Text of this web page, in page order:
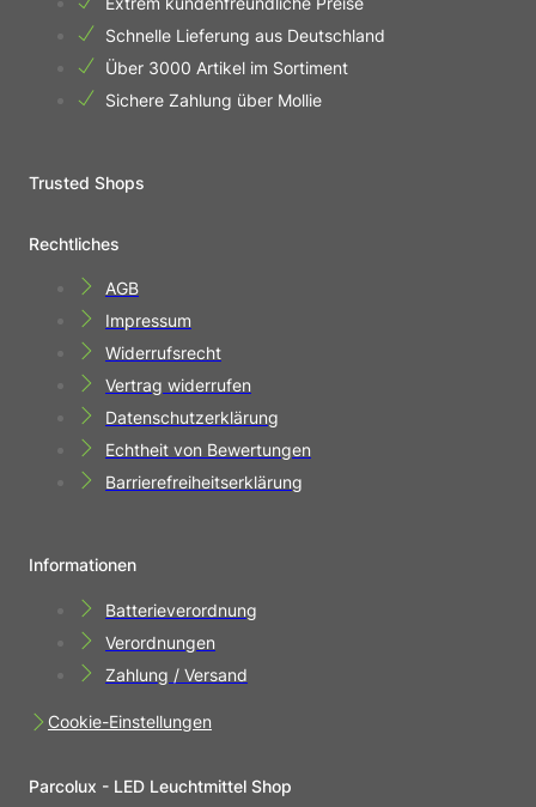
Schnelle Lieferung aus Deutschland
Über 3000 Artikel im Sortiment
Sichere Zahlung über Mollie
Trusted Shops
Rechtliches
AGB
Impressum
Widerrufsrecht
Vertrag widerrufen
Datenschutzerklärung
Echtheit von Bewertungen
Barrierefreiheitserklärung
Informationen
Batterieverordnung
Verordnungen
Zahlung / Versand
Cookie-Einstellungen
Parcolux - LED Leuchtmittel Shop